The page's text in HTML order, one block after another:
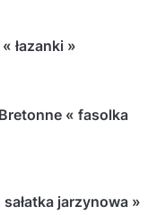
łazanki »
« fasolka
jarzynowa »